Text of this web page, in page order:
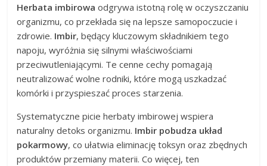
Herbata imbirowa odgrywa istotną rolę w oczyszczaniu
organizmu, co przekłada się na lepsze samopoczucie i
zdrowie. Imbir, będący kluczowym składnikiem tego
napoju, wyróżnia się silnymi właściwościami
przeciwutleniającymi. Te cenne cechy pomagają
neutralizować wolne rodniki, które mogą uszkadzać
komórki i przyspieszać proces starzenia.
Systematyczne picie herbaty imbirowej wspiera
naturalny detoks organizmu. Imbir pobudza układ
pokarmowy, co ułatwia eliminację toksyn oraz zbędnych
produktów przemiany materii. Co więcej, ten